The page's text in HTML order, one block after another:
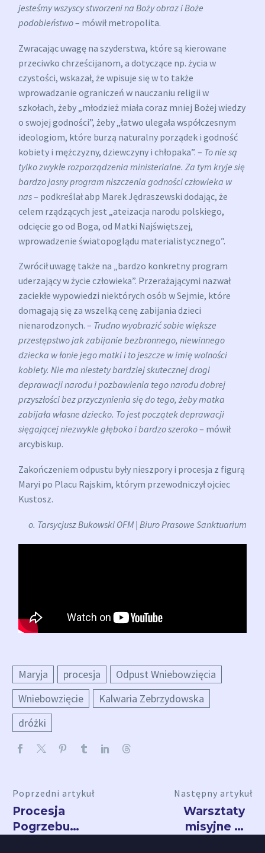
jesteśmy wszyscy stworzeni na Boży obraz i Boże
podobieństwo– mówił metropolita.
Zwracając uwagę na szyderstwa, które są kierowane
przeciwko chrześcijanom, a dotyczące np. życia w
czystości, wskazał, że wpisuje się w to także
wprowadzanie ograniczeń w nauczaniu religii w
szkołach, żeby „młodzież miała coraz mniej Bożej wiedzy
o swojej godności”, żeby „łatwo ulegała współczesnym
ideologiom, które burzą naturalny porządek i godność
kobiety i mężczyzny, dziewczyny i chłopaka”. – To nie są
tylko zwykłe rozporządzenia ministerialne. Za tym kryje się
bardzo jasny program niszczenia godności człowieka w
nas– podkreślał abp Marek Jędraszewski dodając, że
celem rządzących jest „ateizacja narodu polskiego,
odcięcie go od Boga, od Matki Najświętszej,
wprowadzenie światopoglądu materialistycznego”.
Zwrócił uwagę także na „bardzo konkretny program
uderzający w życie człowieka”. Przerażającymi nazwał
zaciekłe wypowiedzi niektórych osób w Sejmie, które
domagają się za wszelką cenę zabijania dzieci
nienarodzonych. – Trudno wyobrazić sobie większe
przestępstwo jak zabijanie bezbronnego, niewinnego
dziecka w łonie jego matki i to jeszcze w imię wolności
kobiety. Nie ma niestety bardziej skutecznej drogi
deprawacji narodu i pozbawienia tego narodu dobrej
przyszłości bez przyczynienia się do tego, żeby matka
zabijała własne dziecko. To jest początek deprawacji
sięgającej niezwykle głęboko i bardzo szeroko– mówił
arcybiskup.
Zakończeniem odpustu były nieszpory i procesja z figurą
Maryi po Placu Rajskim, którym przewodniczył ojciec
Kustosz.
o. Tarsycjusz Bukowski OFM | Biuro Prasowe Sanktuarium
Maryja procesja
Odpust Wniebowzięcia
Wniebowzięcie
Kalwaria Zebrzydowska
dróżki
Poprzedni artykuł
Procesja
Pogrzebu
Następny artykuł
Warsztaty
misyjne w